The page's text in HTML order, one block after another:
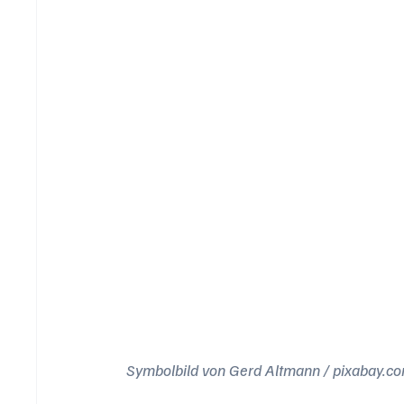
Symbolbild von Gerd Altmann /